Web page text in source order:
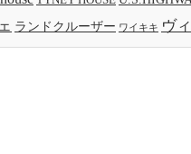
ランドクルーザー ワイキキ ヴ